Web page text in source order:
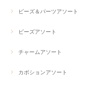
ビーズ＆パーツアソート
ビーズアソート
チャームアソート
カボションアソート